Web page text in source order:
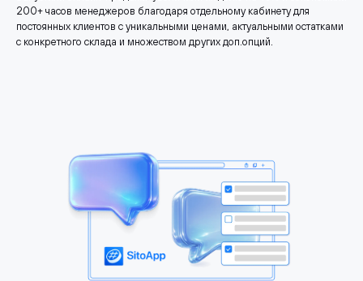
200+ часов менеджеров благодаря отдельному кабинету для
постоянных клиентов с уникальными ценами, актуальными остатками
с конкретного склада и множеством других доп.опций.